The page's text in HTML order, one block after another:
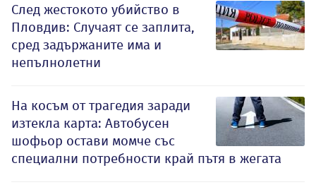
След жестокото убийство в
Пловдив: Случаят се заплита,
сред задържаните има и
непълнолетни
На косъм от трагедия заради
изтекла карта: Автобусен
шофьор остави момче със
специални потребности край пътя в жегата